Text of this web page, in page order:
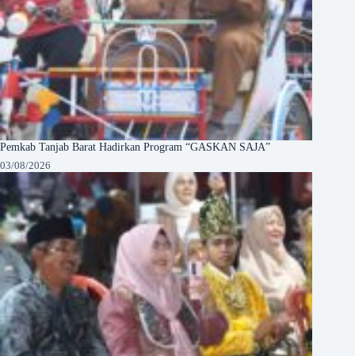
Pemkab Tanjab Barat Hadirkan Program “GASKAN SAJA”
03/08/2026